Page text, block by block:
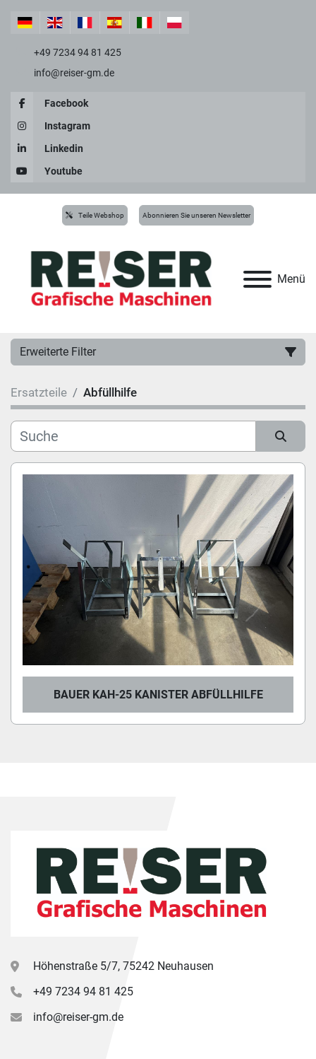
+49 7234 94 81 425
info@reiser-gm.de
Facebook
Instagram
Linkedin
Youtube
Menü
Teile Webshop Abonnieren Sie unseren Newsletter
Erweiterte Filter
Hersteller
Kategorie
Modell
Zustand
Ersatzteile Abfüllhilfe
Sortieren nach
BAUER KAH-25 KANISTER ABFÜLLHILFE
Höhenstraße 5/7, 75242 Neuhausen
+49 7234 94 81 425
info@reiser-gm.de